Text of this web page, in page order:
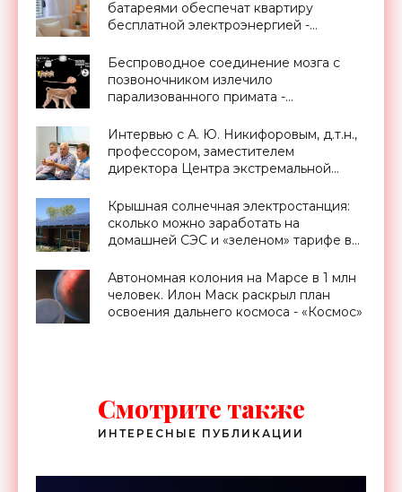
батареями обеспечат квартиру
бесплатной электроэнергией -
Беспроводное соединение мозга с
позвоночником излечило
парализованного примата -
Интервью с А. Ю. Никифоровым, д.т.н.,
профессором, заместителем
директора Центра экстремальной
МИФИ - «Смартфоны»
Крышная солнечная электростанция:
сколько можно заработать на
домашней СЭС и «зеленом» тарифе в
Автономная колония на Марсе в 1 млн
человек. Илон Маск раскрыл план
освоения дальнего космоса - «Космос»
Смотрите также
ИНТЕРЕСНЫЕ ПУБЛИКАЦИИ